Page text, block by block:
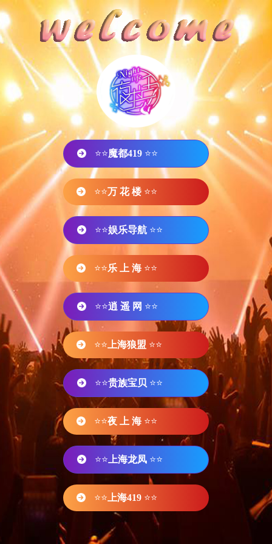
⭐⭐魔都419 ⭐⭐
⭐⭐万 花 楼 ⭐⭐
⭐⭐娱乐导航 ⭐⭐
⭐⭐乐 上 海 ⭐⭐
⭐⭐逍 遥 网 ⭐⭐
⭐⭐ 上海狼盟 ⭐⭐
⭐⭐贵族宝贝 ⭐⭐
⭐⭐夜 上 海 ⭐⭐
⭐⭐ 上海龙凤 ⭐⭐
⭐⭐ 上海419 ⭐⭐